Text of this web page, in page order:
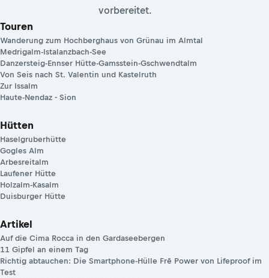
vorbereitet.
Touren
Wanderung zum Hochberghaus von Grünau im Almtal
Medrigalm-Istalanzbach-See
Danzersteig-Ennser Hütte-Gamsstein-Gschwendtalm
Von Seis nach St. Valentin und Kastelruth
Zur Issalm
Haute-Nendaz - Sion
Hütten
Haselgruberhütte
Gogles Alm
Arbesreitalm
Laufener Hütte
Holzalm-Kasalm
Duisburger Hütte
Artikel
Auf die Cima Rocca in den Gardaseebergen
11 Gipfel an einem Tag
Richtig abtauchen: Die Smartphone-Hülle Frē Power von Lifeproof im
Test